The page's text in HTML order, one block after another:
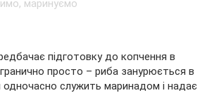
підготовку до копчення в
просто – риба занурюється в
одночасно служить маринадом і надає